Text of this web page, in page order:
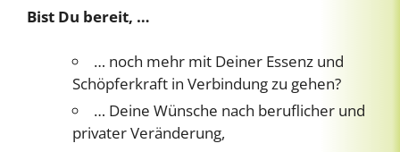
Bist Du bereit, …
… noch mehr mit Deiner Essenz und
Schöpferkraft in Verbindung zu gehen?
… Deine Wünsche nach beruflicher und
privater Veränderung,